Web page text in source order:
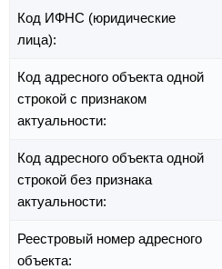
Код ИФНС (юридические
лица):
Код адресного объекта одной
строкой с признаком
актуальности:
Код адресного объекта одной
строкой без признака
актуальности:
Реестровый номер адресного
объекта: